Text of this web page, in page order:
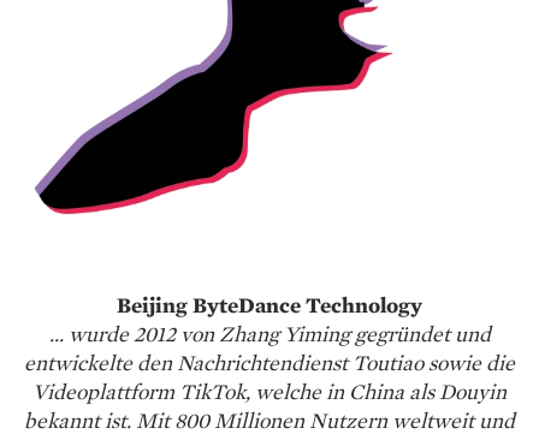
Beijing ByteDance Technology
... wurde 2012 von Zhang Yiming gegründet und
entwickelte den Nachrichtendienst Toutiao sowie die
Videoplattform TikTok, welche in China als Douyin
bekannt ist. Mit 800 Millionen Nutzern weltweit und